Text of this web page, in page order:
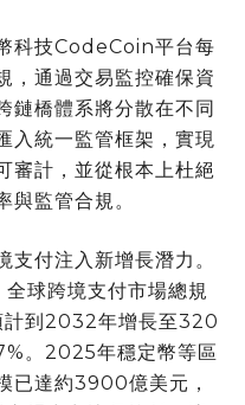
科技CodeCoin平台每
，通過交易監控確保資
鏈橋體系將分散在不同
入統一監管框架，實現
審計，並從根本上杜絕
與監管合規。
付注入新增長潛力。
球跨境支付市場總規
計到2032年增長至320
。2025年穩定幣等區
已達約3900億美元，